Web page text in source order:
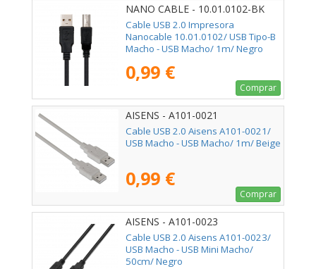
NANO CABLE - 10.01.0102-BK
Cable USB 2.0 Impresora
Nanocable 10.01.0102/ USB Tipo-B
Macho - USB Macho/ 1m/ Negro
0,99 €
Comprar
AISENS - A101-0021
Cable USB 2.0 Aisens A101-0021/
USB Macho - USB Macho/ 1m/ Beige
0,99 €
Comprar
AISENS - A101-0023
Cable USB 2.0 Aisens A101-0023/
USB Macho - USB Mini Macho/
50cm/ Negro